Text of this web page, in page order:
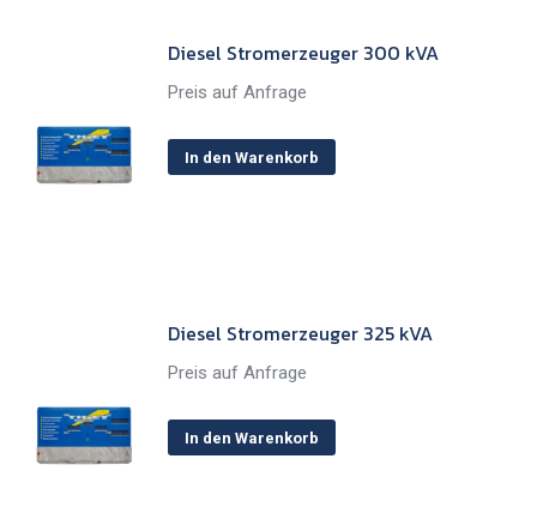
Diesel Stromerzeuger 300 kVA
Preis auf Anfrage
In den Warenkorb
Diesel Stromerzeuger 325 kVA
Preis auf Anfrage
In den Warenkorb